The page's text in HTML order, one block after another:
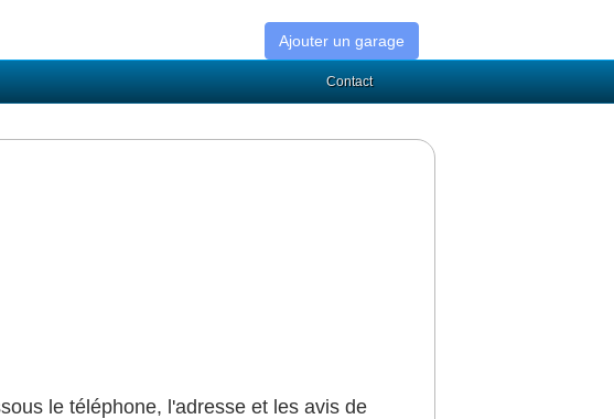
Ajouter un garage
Contact
le téléphone, l'adresse et les avis de